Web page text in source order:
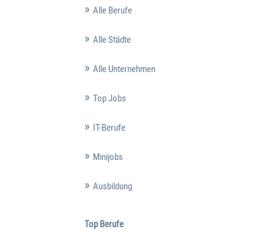
Alle Berufe
Alle Städte
Alle Unternehmen
Top Jobs
IT-Berufe
Minijobs
Ausbildung
Top Berufe